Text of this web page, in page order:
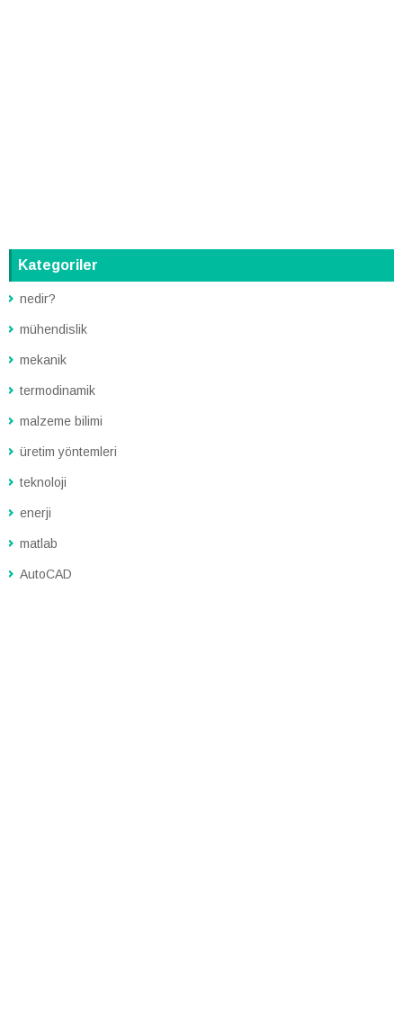
Kategoriler
nedir?
mühendislik
mekanik
termodinamik
malzeme bilimi
üretim yöntemleri
teknoloji
enerji
matlab
AutoCAD